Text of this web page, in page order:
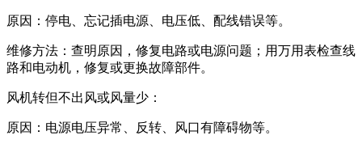
原因：停电、忘记插电源、电压低、配线错误等。
维修方法：查明原因，修复电路或电源问题；用万用表检查线
路和电动机，修复或更换故障部件。
风机转但不出风或风量少：
原因：电源电压异常、反转、风口有障碍物等。